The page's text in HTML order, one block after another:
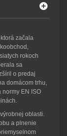
začala
rokoch
sa
o predaj
domácom trhu,
EN ISO
oblasti.
a plnenie